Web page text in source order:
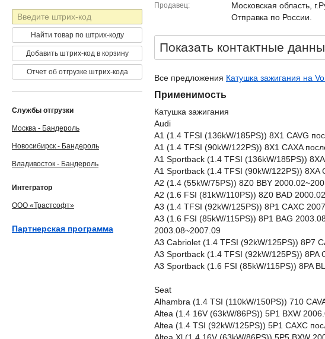
Продавец
Московская область,
Отправка по России.
Показать контактные
Все предложения Катушка зажигания на
Применимость
Катушка зажигания
Audi
A1 (1.4 TFSI (136kW/185PS)) 8X1 CAVG
A1 (1.4 TFSI (90kW/122PS)) 8X1 CAXA
A1 Sportback (1.4 TFSI (136kW/185PS))
A1 Sportback (1.4 TFSI (90kW/122PS)) 8XA
A2 (1.4 (55kW/75PS)) 8Z0 BBY
A2 (1.6 FSI (81kW/110PS)) 8Z0 BAD
A3 (1.4 TFSI (92kW/125PS)) 8P1 CAXC
A3 (1.6 FSI (85kW/115PS)) 8P1 BAG
2003.08~2007.09
A3 Cabriolet (1.4 TFSI (92kW/125PS)) 8P7
A3 Sportback (1.4 TFSI (92kW/125PS)) 8PA
A3 Sportback (1.6 FSI (85kW/115PS)) 8PA
Seat
Alhambra (1.4 TSI (110kW/150PS)) 710
Altea (1.4 16V (63kW/86PS)) 5P1 BXW
Altea (1.4 TSI (92kW/125PS)) 5P1 CAXC
Штрих-
код
Найти товар по штрих-коду
Добавить штрих-код в корзину
Отчет об отгрузке штрих-кода
Службы отгрузки
Москва - Бандероль
Новосибирск - Бандероль
Владивосток - Бандероль
Интегратор
ООО «Трастсофт»
Партнерская программа